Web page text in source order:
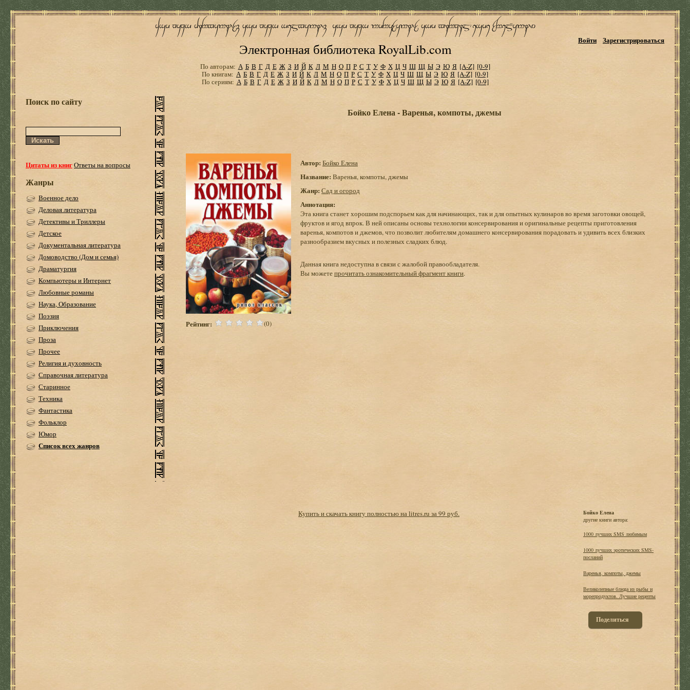
Электронная библиотека RoyalLib.com
Войти Зарегистрироваться
По авторам: А Б В Г Д Е Ж З И Й К Л М Н О П Р С Т У Ф Х Ц Ч Ш Щ Ы Э Ю Я [A-Z] [0-9]
По книгам: А Б В Г Д Е Ж З И Й К Л М Н О П Р С Т У Ф Х Ц Ч Ш Щ Ы Э Ю Я [A-Z] [0-9]
По сериям: А Б В Г Д Е Ж З И Й К Л М Н О П Р С Т У Ф Х Ц Ч Ш Щ Ы Э Ю Я [A-Z] [0-9]
Поиск по сайту
Цитаты из книгОтветы на вопросы
Жанры
Военное дело
Деловая литература
Детективы и Триллеры
Детское
Документальная литература
Домоводство (Дом и семья)
Драматургия
Компьютеры и Интернет
Любовные романы
Наука, Образование
Поэзия
Приключения
Проза
Прочее
Религия и духовность
Справочная литература
Старинное
Техника
Фантастика
Фольклор
Юмор
Список всех жанров
Бойко Елена - Варенья, компоты, джемы
Рейтинг: (0)
Автор: Бойко Елена
Название: Варенья, компоты, джемы
Жанр: Сад и огород
Аннотация:
Эта книга станет хорошим подспорьем как для начинающих, так и для опытных кулинаров во время заготовки овощей,
фруктов и ягод впрок. В ней описаны основы технологии консервирования и оригинальные рецепты приготовления
варенья, компотов и джемов, что позволит любителям домашнего консервирования порадовать и удивить всех близких
разнообразием вкусных и полезных сладких блюд.
Данная книга недоступна в связи с жалобой правообладателя.
Вы можетепрочитать ознакомительный фрагмент книги.
Купить и скачать книгу полностью на litres.ru за 99 руб.
Бойко Елена
другие книги автора:
1000 лучших SMS любимым
1000 лучших эротических SMS-
посланий
Варенья, компоты, джемы
Великолепные блюда из рыбы и
морепродуктов. Лучшие рецепты
Поделиться